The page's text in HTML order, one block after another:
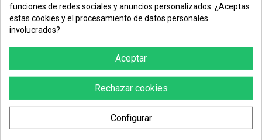
Granizadora MT MINI 1 Ugolini
funciones de redes sociales y anuncios personalizados. ¿Aceptas
estas cookies y el procesamiento de datos personales
involucrados?
Aceptar
Rechazar cookies
Configurar